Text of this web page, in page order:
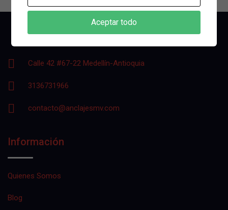
Calle 42 #67-22 Medellín-Antioquia
3136731966
contacto@anclajesmv.com
Información
Quienes Somos
Blog
Aceptar todo